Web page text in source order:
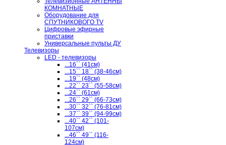
КОМНАТНЫЕ
Оборудование для
СПУТНИКОВОГО TV
Цифровые эфирные
приставки
Универсальные пульты ДУ
Телевизоры
LED - телевизоры
...16`` (41см)
...15`` 18`` (38-46см)
...19`` (48см)
...22`` 23`` (55-58см)
...24`` (61см)
...26`` 29`` (66-73см)
...30`` 32`` (76-81см)
...37`` 39`` (94-99см)
...40`` 42`` (101-
107см)
...46`` 49`` (116-
124см)